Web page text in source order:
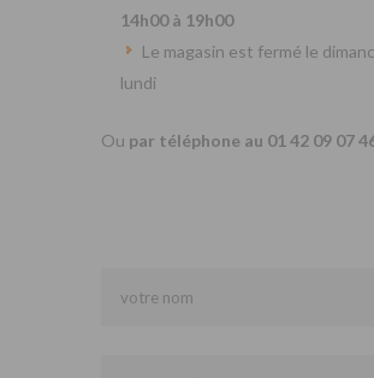
14h00 à 19h00
Le magasin est fermé le
lundi
Ou par téléphone au 01 42 09 07